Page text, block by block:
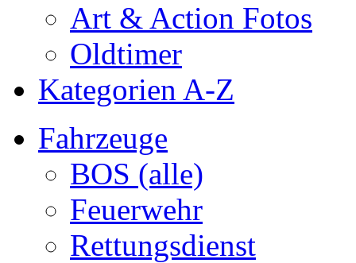
Art & Action Fotos
Oldtimer
Kategorien A-Z
Fahrzeuge
BOS (alle)
Feuerwehr
Rettungsdienst